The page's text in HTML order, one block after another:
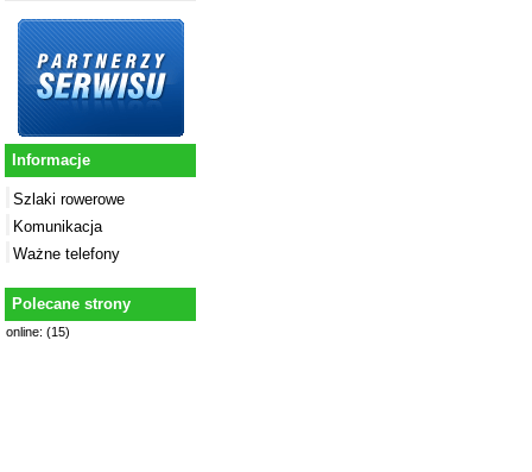
Informacje
Szlaki rowerowe
Komunikacja
Ważne telefony
Polecane strony
online: (15)